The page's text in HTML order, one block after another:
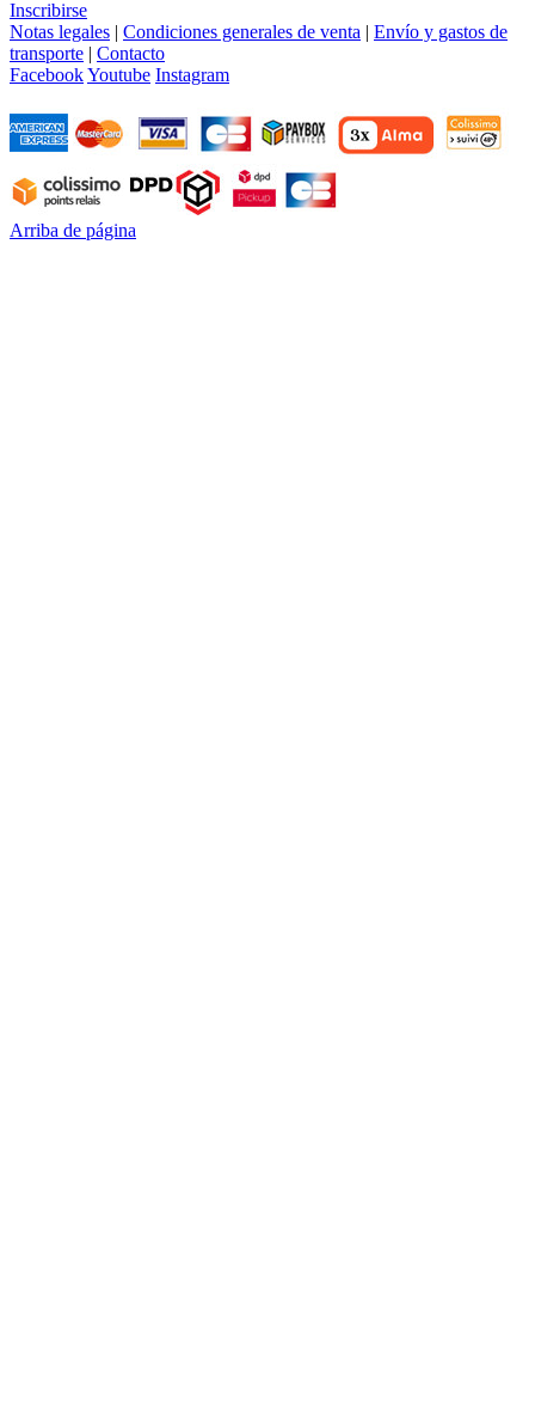
Inscribirse
Notas legales | Condiciones generales de venta | Envío y gastos de
transporte | Contacto
FacebookYoutube Instagram
Arriba de página